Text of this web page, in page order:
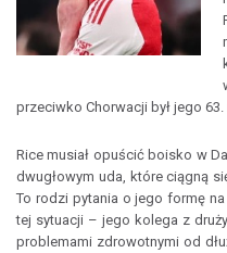
przeciwko Chorwacji był jego
Rice musiał opuścić boisko w
dwugłowym uda, które ciągną
To rodzi pytania o jego formę
tej sytuacji – jego kolega z
problemami zdrowotnymi od